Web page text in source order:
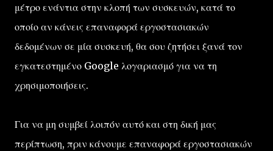
μέτρο ενάντια στην κλοπή των συσκευών, κατά το
οποίο αν κάνεις επαναφορά εργοστασιακών
δεδομένων σε μία συσκευή, θα σου ζητήσει ξανά τον
εγκατεστημένο Google λογαριασμό για να τη
χρησιμοποιήσεις.
Για να μη συμβεί λοιπόν αυτό και στη δική μας
περίπτωση, πριν κάνουμε επαναφορά εργοστασιακών